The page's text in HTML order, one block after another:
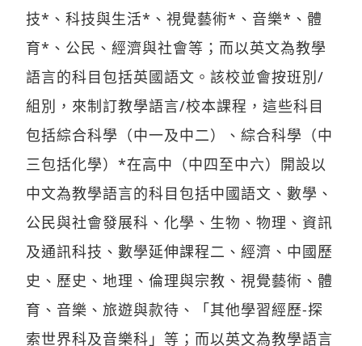
育*、公民、經濟與社會等；而以英文為教學
語言的科目包括英國語文。該校並會按班別/
組別，來制訂教學語言/校本課程，這些科目
包括綜合科學（中一及中二）、綜合科學（中
三包括化學）*在高中（中四至中六）開設以
中文為教學語言的科目包括中國語文、數學、
公民與社會發展科、化學、生物、物理、資訊
及通訊科技、數學延伸課程二、經濟、中國歷
史、歷史、地理、倫理與宗教、視覺藝術、體
育、音樂、旅遊與款待、「其他學習經歷-探
索世界科及音樂科」等；而以英文為教學語言
的科目包括英國語文。 該校並會按班別/組